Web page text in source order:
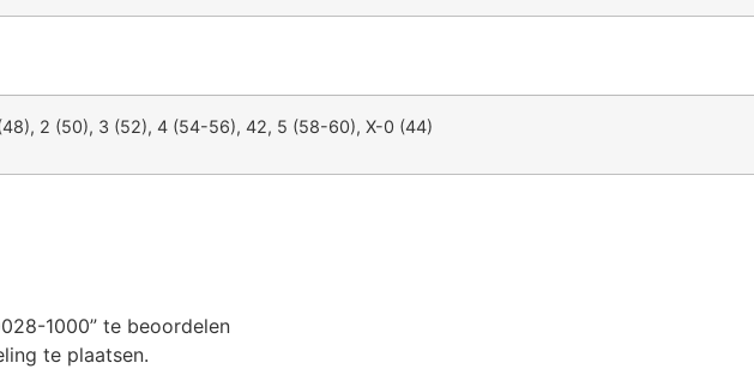
2 (50), 3 (52), 4 (54-56), 42, 5 (58-60), X-0 (44)
1000” te beoordelen
te plaatsen.